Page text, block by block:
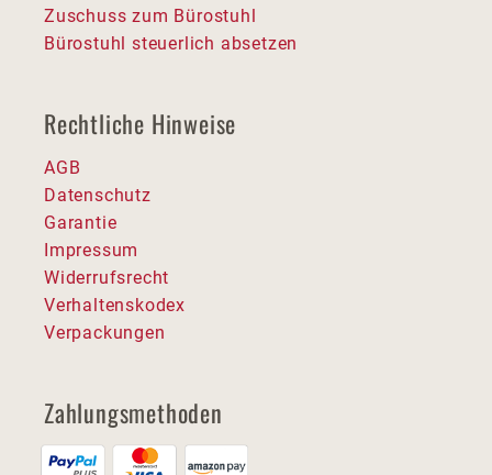
Zuschuss zum Bürostuhl
Bürostuhl steuerlich absetzen
Rechtliche Hinweise
AGB
Datenschutz
Garantie
Impressum
Widerrufsrecht
Verhaltenskodex
Verpackungen
Zahlungsmethoden